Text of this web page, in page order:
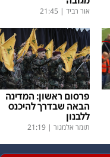
אור רביד |
21:45
פרסום ראשון: המדינה
הבאה שבדרך להיכנס
ללבנון
תומר אלמגור |
21:19